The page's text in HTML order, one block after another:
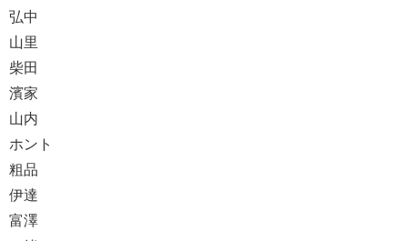
弘中
山里
柴田
濱家
山内
ホント
粗品
伊達
富澤